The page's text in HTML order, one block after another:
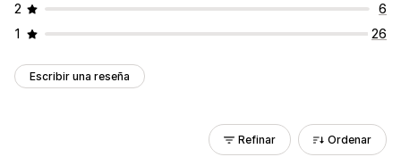
2
6
1
26
Escribir una reseña
Refinar Ordenar